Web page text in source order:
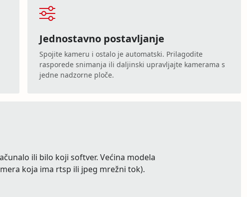
Jednostavno postavljanje
Spojite kameru i ostalo je automatski. Prilagodite
rasporede snimanja ili daljinski upravljajte kamerama s
jedne nadzorne ploče.
ili bilo koji softver. Većina modela
koja ima rtsp ili jpeg mrežni tok).